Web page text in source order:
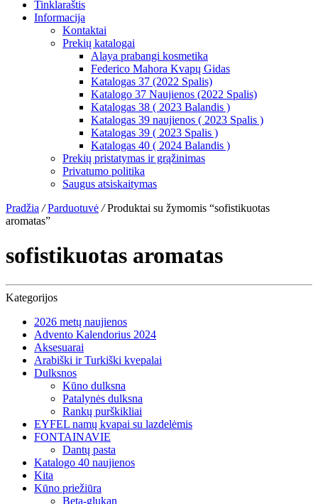
Tinklaraštis
Informacija
Kontaktai
Prekių katalogai
Alaya prabangi kosmetika
Federico Mahora Kvapų Gidas
Katalogas 37 (2022 Spalis)
Katalogo 37 Naujienos (2022 Spalis)
Katalogas 38 ( 2023 Balandis )
Katalogas 39 naujienos ( 2023 Spalis )
Katalogas 39 ( 2023 Spalis )
Katalogas 40 ( 2024 Balandis )
Prekių pristatymas ir grąžinimas
Privatumo politika
Saugus atsiskaitymas
Pradžia / Parduotuvė /Produktai su žymomis “sofistikuotas
aromatas”
sofistikuotas aromatas
Kategorijos
2026 metų naujienos
Advento Kalendorius 2024
Aksesuarai
Arabiški ir Turkiški kvepalai
Dulksnos
Kūno dulksna
Patalynės dulksna
Rankų purškikliai
EYFEL namų kvapai su lazdelėmis
FONTAINAVIE
Dantų pasta
Katalogo 40 naujienos
Kita
Kūno priežiūra
Beta-glukan